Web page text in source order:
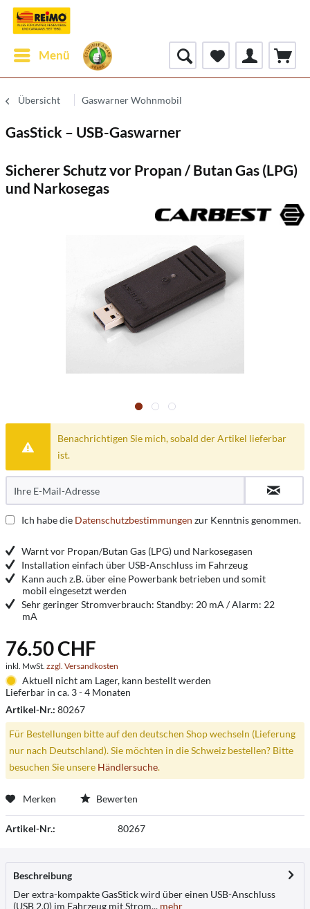
Menü
Übersicht Gaswarner Wohnmobil
GasStick – USB-Gaswarner
Sicherer Schutz vor Propan / Butan Gas (LPG)
und Narkosegas
Benachrichtigen Sie mich, sobald der Artikel lieferbar
ist.
Ich habe die Datenschutzbestimmungen zur Kenntnis genommen.
Warnt vor Propan/Butan Gas (LPG) und Narkosegasen
Installation einfach über USB-Anschluss im Fahrzeug
Kann auch z.B. über eine Powerbank betrieben und somit
mobil eingesetzt werden
Sehr geringer Stromverbrauch: Standby: 20 mA / Alarm: 22
mA
76.50 CHF
inkl. MwSt. zzgl. Versandkosten
Aktuell nicht am Lager, kann bestellt werden
Lieferbar in ca. 3 - 4 Monaten
Artikel-Nr.: 80267
Für Bestellungen bitte auf den deutschen Shop wechseln (Lieferung
nur nach Deutschland). Sie möchten in die Schweiz bestellen? Bitte
besuchen Sie unsere Händlersuche.
Merken Bewerten
Artikel-Nr.: 80267
Beschreibung
Der extra-kompakte GasStick wird über einen USB-Anschluss
(USB 2.0) im Fahrzeug mit Strom... mehr